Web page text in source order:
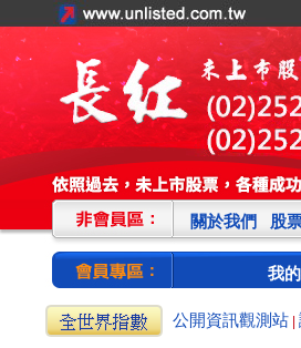
關於我們 股
我
公開資訊觀測站